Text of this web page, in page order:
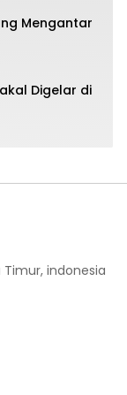
Mengantar
Digelar di
Timur, indonesia